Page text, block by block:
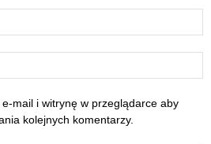
mail i witrynę w przeglądarce aby
kolejnych komentarzy.